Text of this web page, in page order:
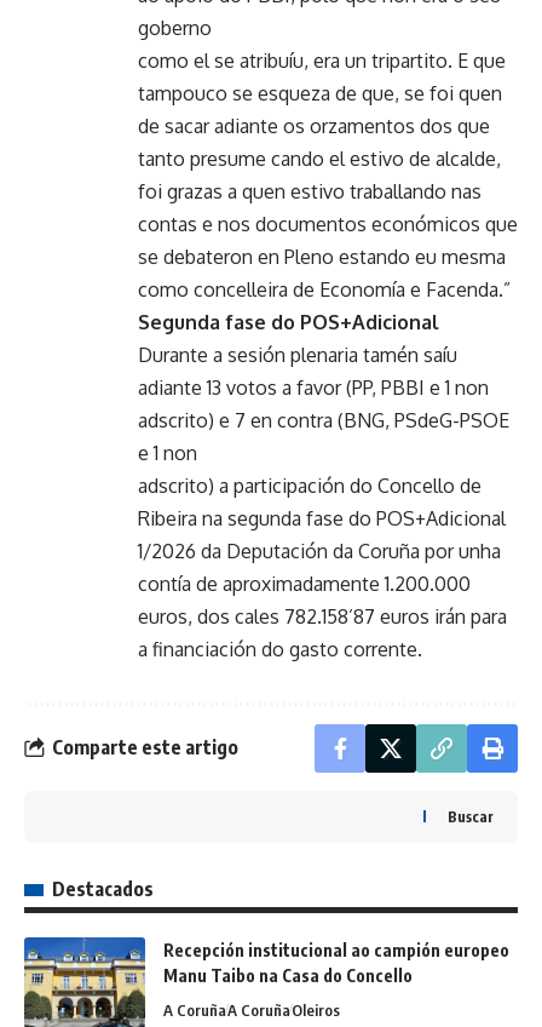
goberno
como el se atribuíu, era un tripartito. E que
tampouco se esqueza de que, se foi quen
de sacar adiante os orzamentos dos que
tanto presume cando el estivo de alcalde,
foi grazas a quen estivo traballando nas
contas e nos documentos económicos que
se debateron en Pleno estando eu mesma
como concelleira de Economía e Facenda.”
Segunda fase do POS+Adicional
Durante a sesión plenaria tamén saíu
adiante 13 votos a favor (PP, PBBI e 1 non
adscrito) e 7 en contra (BNG, PSdeG-PSOE
e 1 non
adscrito) a participación do Concello de
Ribeira na segunda fase do POS+Adicional
1/2026 da Deputación da Coruña por unha
contía de aproximadamente 1.200.000
euros, dos cales 782.158’87 euros irán para
a financiación do gasto corrente.
Comparte este artigo
Buscar
Destacados
Recepción institucional ao campión europeo
Manu Taibo na Casa do Concello
A CoruñaA CoruñaOleiros